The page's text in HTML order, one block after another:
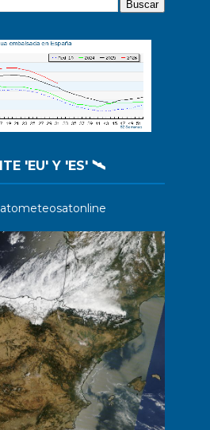
'EU' Y 'ES' 🛰️